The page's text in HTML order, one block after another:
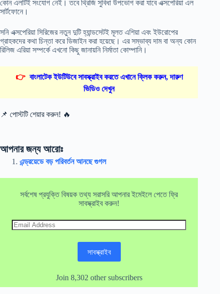
কোন এলটিই সংযোগ নেই। তবে থ্রিজি সুবিধা উপভোগ করা যাবে এক্সপেরিয়া এল
সার্টফোনে।
সনি এক্সপেরিয়া সিরিজের নতুন দুটি হ্যান্ডসেটই মূলত এশিয়া এবং ইউরোপের
গ্রাহকদের কথা চিন্তা করে ডিজাইন করা হয়েছে। এর সম্ভাব্য দাম বা অন্য কোন
রিলিজ এরিয়া সম্পর্কে এখনো কিছু জানায়নি নির্মাতা কোম্পানি।
👉 বাংলাটেক ইউটিউবে সাবস্ক্রাইব করতে এখানে ক্লিক করুন, দারুণ
ভিডিও দেখুন
📌 পোস্টটি শেয়ার করুন! 🔥
আপনার জন্য আরোঃ
এন্ড্রয়েডে বড় পরিবর্তন আনছে গুগল
সর্বশেষ প্রযুক্তি বিষয়ক তথ্য সরাসরি আপনার ইমেইলে পেতে ফ্রি
সাবস্ক্রাইব করুন!
Email
Address
সাবস্ক্রাইব
Join 8,302 other subscribers